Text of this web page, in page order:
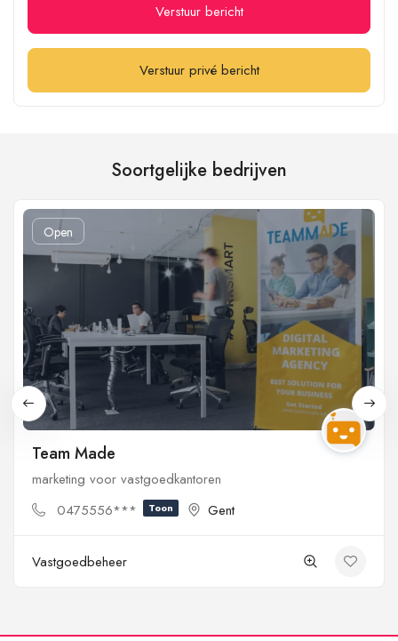
Verstuur bericht
Verstuur privé bericht
Soortgelijke bedrijven
Open
Team Made
marketing voor vastgoedkantoren
0475556***
Toon Gent
Vastgoedbeheer